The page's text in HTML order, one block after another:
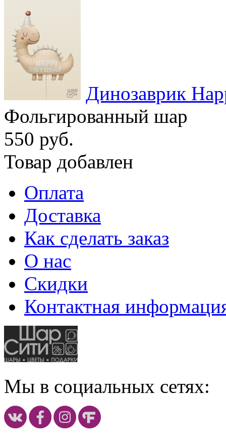
Динозаврик
Фольгированный шар
550 руб.
Товар добавлен
Оплата
Доставка
Как сделать заказ
О нас
Скидки
Контактная
Мы в социальных сетях: